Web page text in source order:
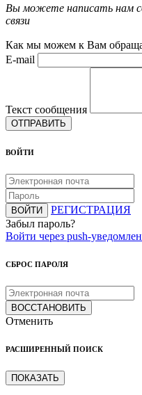
Вы можете написать нам
связи
Как мы можем к Вам
E-mail
Текст сообщения
ОТПРАВИТЬ
ВОЙТИ
ВОЙТИ
РЕГИСТРАЦИЯ
Забыл пароль?
Войти через push-
СБРОС ПАРОЛЯ
ВОССТАНОВИТЬ
Отменить
РАСШИРЕННЫЙ ПОИСК
ПОКАЗАТЬ